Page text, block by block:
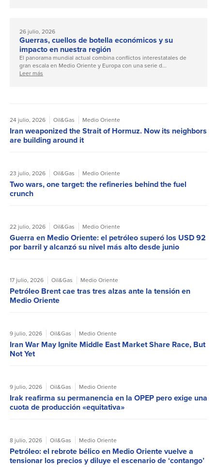
24 julio, 2026 Oil&Gas Medio Oriente
Iran weaponized the Strait of Hormuz. Now its neighbors
are building around it
23 julio, 2026 Oil&Gas Medio Oriente
Two wars, one target: the refineries behind the fuel
crunch
22 julio, 2026 Oil&Gas Medio Oriente
Guerra en Medio Oriente: el petróleo superó los USD 92
por barril y alcanzó su nivel más alto desde junio
17 julio, 2026 Oil&Gas Medio Oriente
Petróleo Brent cae tras tres alzas ante la tensión en
Medio Oriente
9 julio, 2026 Oil&Gas Medio Oriente
Iran War May Ignite Middle East Market Share Race, But
Not Yet
9 julio, 2026 Oil&Gas Medio Oriente
Irak reafirma su permanencia en la OPEP pero exige una
cuota de producción «equitativa»
8 julio, 2026 Oil&Gas Medio Oriente
Petróleo: el rebrote bélico en Medio Oriente vuelve a
tensionar los precios y diluye el escenario de ‘contango’
26 julio, 2026
Guerras, cuellos de botella económicos y su
impacto en nuestra región
El panorama mundial actual combina conflictos interestatales de
gran escala en Medio Oriente y Europa con una serie d...
Leer más